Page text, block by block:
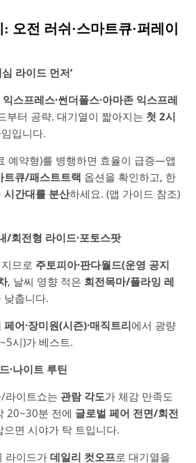
오전 러쉬·스마트큐·퍼레이
라이드 먼저’
익스프레스·썬더폴스·아마존 익스프레
부터 공략. 대기열이 짧아지는 첫 2시
입니다.
예약형)를 병행하면 효율이 급증—앱
트큐/패스트트랙 옵션을 확인하고, 한
시간대를 분산하세요. (앱 가이드 참조)
/회전형 라이드·포토스팟
므로 주토피아·판다월드(운영 공지
, 날씨 영향 적은 회전목마/플라잉 레
낮춥니다.
페어·장미원(시즌)·매직트리에서 광량
시)가 베스트.
·나이트 루틴
라이트쇼는 관람 각도가 체감 만족도
20~30분 전에 글로벌 페어 전면/회전
으면 시야가 탁 트입니다.
라이드가 데일리 컷오프로 대기열을